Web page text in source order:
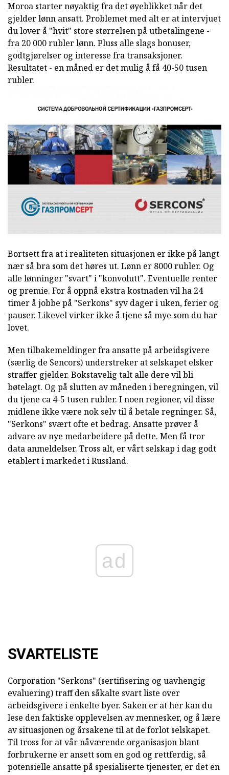
Moroa starter nøyaktig fra det øyeblikket når det
gjelder lønn ansatt. Problemet med alt er at intervjuet
du lover å "hvit" store størrelsen på utbetalingene -
fra 20 000 rubler lønn. Pluss alle slags bonuser,
godtgjørelser og interesse fra transaksjoner.
Resultatet - en måned er det mulig å få 40-50 tusen
rubler.
Bortsett fra at i realiteten situasjonen er ikke på langt
nær så bra som det høres ut. Lønn er 8000 rubler. Og
alle lønninger "svart" i "konvolutt". Eventuelle renter
og premie. For å oppnå ekstra kostnaden vil ha 24
timer å jobbe på "Serkons" syv dager i uken, ferier og
pauser. Likevel virker ikke å tjene så mye som du har
lovet.
Men tilbakemeldinger fra ansatte på arbeidsgivere
(særlig de Sencors) understreker at selskapet elsker
straffer gjelder. Bokstavelig talt alle dere vil bli
bøtelagt. Og på slutten av måneden i beregningen, vil
du tjene ca 4-5 tusen rubler. I noen regioner, vil disse
midlene ikke være nok selv til å betale regninger. Så,
"Serkons" svært ofte et bedrag. Ansatte prøver å
advare av nye medarbeidere på dette. Men få tror
data anmeldelser. Tross alt, er vårt selskap i dag godt
etablert i markedet i Russland.
ad
SVARTELISTE
Corporation "Serkons" (sertifisering og uavhengig
evaluering) traff den såkalte svart liste over
arbeidsgivere i enkelte byer. Saken er at her kan du
lese den faktiske opplevelsen av mennesker, og å lære
av situasjonen og årsakene til at de forlot selskapet.
Til tross for at vår nåværende organisasjon blant
forbrukerne er ansett som en god og rettferdig, så
potensielle ansatte på spesialiserte tjenester, er det en